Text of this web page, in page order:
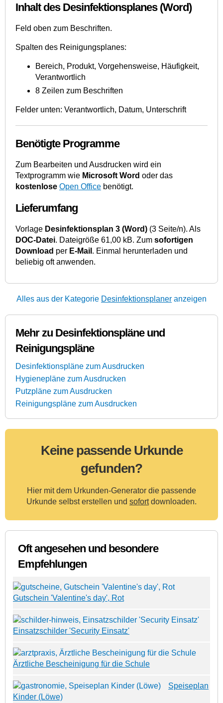
Inhalt des Desinfektionsplanes (Word)
Feld oben zum Beschriften.
Spalten des Reinigungsplanes:
Bereich, Produkt, Vorgehensweise, Häufigkeit,
Verantwortlich
8 Zeilen zum Beschriften
Felder unten: Verantwortlich, Datum, Unterschrift
Benötigte Programme
Zum Bearbeiten und Ausdrucken wird ein
Textprogramm wie Microsoft Word oder das
kostenlose Open Office benötigt.
Lieferumfang
Vorlage Desinfektionsplan 3 (Word) (3 Seite/n). Als
DOC-Datei. Dateigröße 61,00 kB. Zum sofortigen
Download per E-Mail . Einmal herunterladen und
beliebig oft anwenden.
Alles aus der Kategorie Desinfektionsplaner anzeigen
Mehr zu Desinfektionspläne und
Reinigungspläne
Desinfektionspläne zum Ausdrucken
Hygienepläne zum Ausdrucken
Putzpläne zum Ausdrucken
Reinigungspläne zum Ausdrucken
Keine passende Urkunde
gefunden?
Hier mit dem Urkunden-Generator die passende
Urkunde selbst erstellen und sofortdownloaden.
Oft angesehen und besondere
Empfehlungen
Gutschein 'Valentine's day', Rot
Einsatzschilder 'Security Einsatz'
Ärztliche Bescheinigung für die Schule
Speiseplan
Kinder (Löwe)